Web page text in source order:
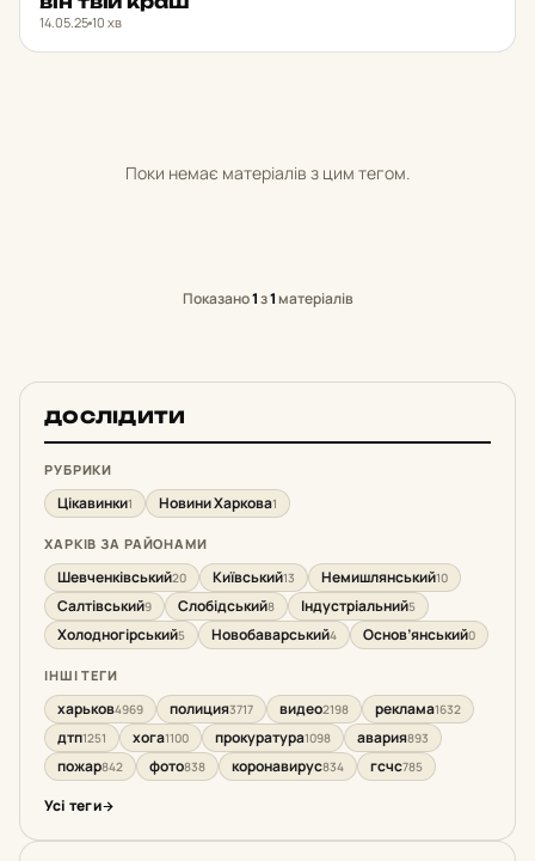
14.05.25 10 хв
Поки немає матеріалів з цим тегом.
Показано1з1матеріалів
ДОСЛІДИТИ
РУБРИКИ
Цікавинки1 Новини Харкова1
ХАРКІВ ЗА РАЙОНАМИ
Шевченківський20 Київський13 Немишлянський10
Салтівський9 Слобідський8 Індустріальний5
Холодногірський5 Новобаварський4 Основ’янський0
ІНШІ ТЕГИ
харьков4969 полиция3717 видео2198 реклама1632
дтп1251 хога1100 прокуратура1098 авария893
пожар842 фото838 коронавирус834 гсчс785
Усі теги